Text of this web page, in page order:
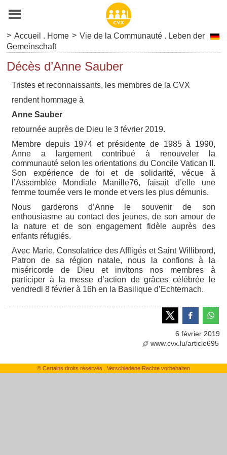
> Accueil . Home > Vie de la Communauté . Leben der
Gemeinschaft
Décès d’Anne Sauber
Tristes et reconnaissants, les membres de la CVX
rendent hommage à
Anne Sauber
retournée auprès de Dieu le 3 février 2019.
Membre depuis 1974 et présidente de 1985 à 1990,
Anne a largement contribué à renouveler la
communauté selon les orientations du Concile Vatican II.
Son expérience de foi et de solidarité, vécue à
l’Assemblée Mondiale Manille76, faisait d’elle une
femme tournée vers le monde et vers les plus démunis.
Nous garderons d’Anne le souvenir de son
enthousiasme au contact des jeunes, de son amour de
la nature et de son engagement fidèle auprès des
enfants réfugiés.
Avec Marie, Consolatrice des Affligés et Saint Willibrord,
Patron de sa région natale, nous la confions à la
miséricorde de Dieu et invitons nos membres à
participer à la messe d’action de grâces célébrée le
vendredi 8 février à 16h en la Basilique d’Echternach.
6 février 2019
www.cvx.lu/article695
© Certains droits réservés . Verschiedene Rechte vorbehalten